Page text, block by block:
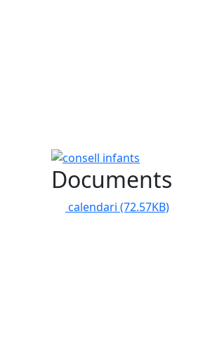
consell infants
Documents
calendari (72.57KB)